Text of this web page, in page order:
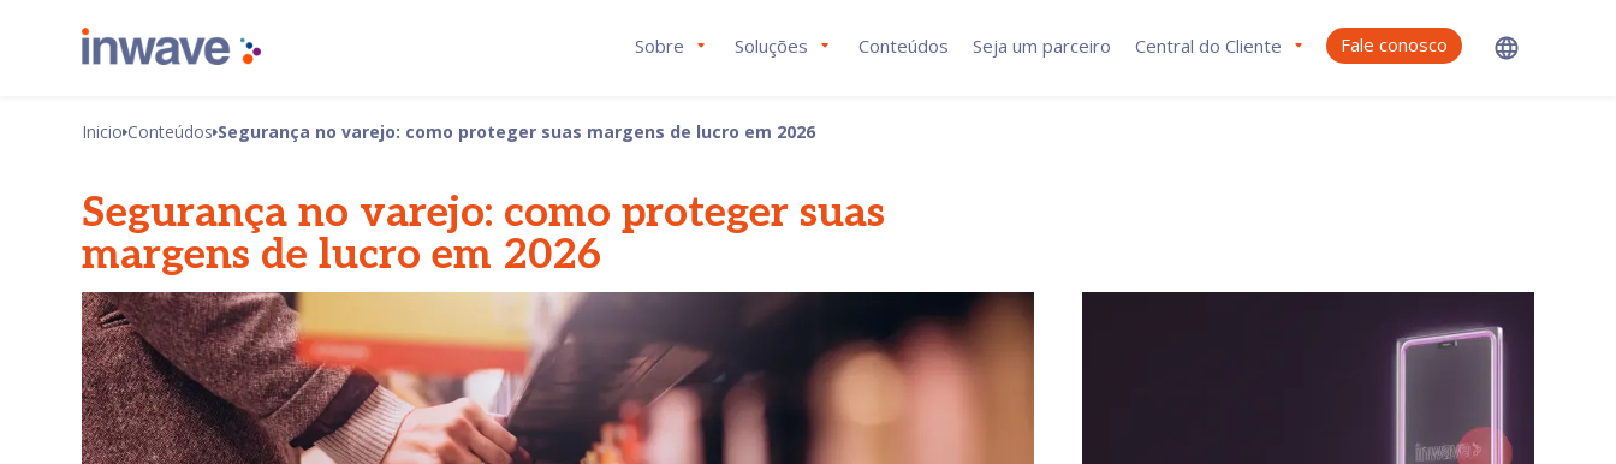
Sobre Soluções Conteúdos Seja um parceiro Central do Cliente Fale conosco
Inicio Conteúdos Segurança no varejo: como proteger suas margens de lucro em 2026
Segurança no varejo: como proteger suas
margens de lucro em 2026